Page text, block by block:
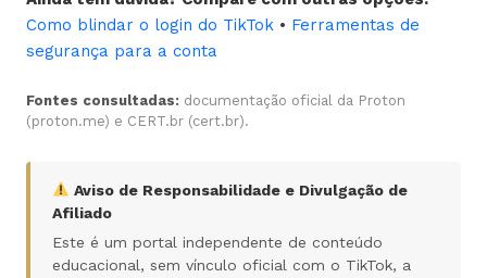
Como blindar o login do TikTok • Ferramentas de
segurança para a conta
Fontes consultadas: documentação oficial da Proton
(proton.me) e CERT.br (cert.br).
Aviso de Responsabilidade e Divulgação de
Afiliado
Este é um portal independente de conteúdo
educacional, sem vínculo oficial com o TikTok, a